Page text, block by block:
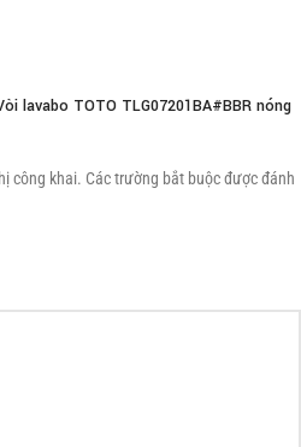
lavabo TOTO TLG07201BA#BBR nóng
công khai. Các trường bắt buộc được đánh